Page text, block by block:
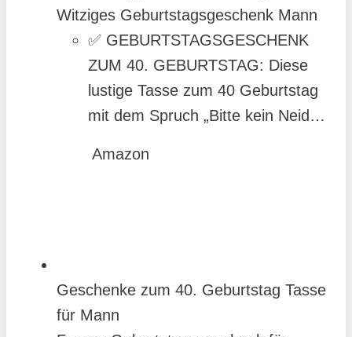
Witziges Geburtstagsgeschenk Mann
✅ GEBURTSTAGSGESCHENK
ZUM 40. GEBURTSTAG: Diese
lustige Tasse zum 40 Geburtstag
mit dem Spruch „Bitte kein Neid –
Amazon
Geschenke zum 40. Geburtstag Tasse
für Mann